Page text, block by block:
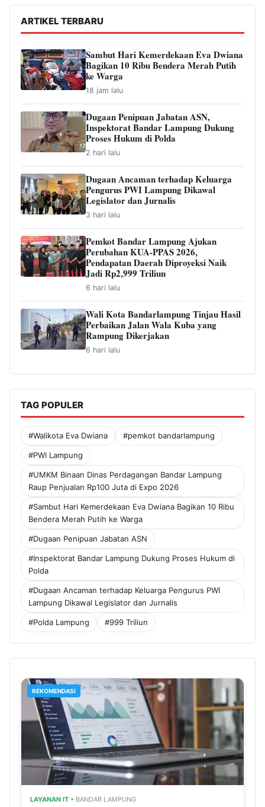
ARTIKEL TERBARU
Sambut Hari Kemerdekaan Eva Dwiana
Bagikan 10 Ribu Bendera Merah Putih
ke Warga
18 jam lalu
Dugaan Penipuan Jabatan ASN,
Inspektorat Bandar Lampung Dukung
Proses Hukum di Polda
2 hari lalu
Dugaan Ancaman terhadap Keluarga
Pengurus PWI Lampung Dikawal
Legislator dan Jurnalis
3 hari lalu
Pemkot Bandar Lampung Ajukan
Perubahan KUA-PPAS 2026,
Pendapatan Daerah Diproyeksi Naik
Jadi Rp2,999 Triliun
6 hari lalu
Wali Kota Bandarlampung Tinjau Hasil
Perbaikan Jalan Wala Kuba yang
Rampung Dikerjakan
6 hari lalu
TAG POPULER
#Walikota Eva Dwiana #pemkot bandarlampung
#PWI Lampung
#UMKM Binaan Dinas Perdagangan Bandar Lampung
Raup Penjualan Rp100 Juta di Expo 2026
#Sambut Hari Kemerdekaan Eva Dwiana Bagikan 10 Ribu
Bendera Merah Putih ke Warga
#Dugaan Penipuan Jabatan ASN
#Inspektorat Bandar Lampung Dukung Proses Hukum di
Polda
#Dugaan Ancaman terhadap Keluarga Pengurus PWI
Lampung Dikawal Legislator dan Jurnalis
#Polda Lampung #999 Triliun
REKOMENDASI
LAYANAN IT • BANDAR LAMPUNG